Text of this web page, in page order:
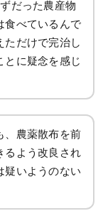
だった農産物
食べているんで
ただけで完治し
とに疑念を感じ
、農薬散布を前
るよう改良され
疑いようのない